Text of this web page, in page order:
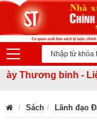
binh - Liệt sĩ
Sách Lãnh đạo